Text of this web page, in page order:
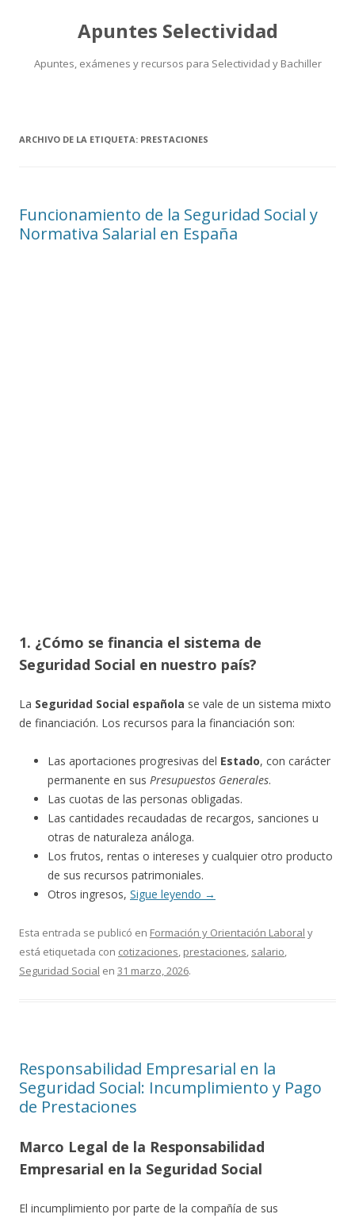
Apuntes Selectividad
Apuntes, exámenes y recursos para Selectividad y Bachiller
ARCHIVO DE LA ETIQUETA: PRESTACIONES
Funcionamiento de la Seguridad Social y
Normativa Salarial en España
1. ¿Cómo se financia el sistema de
Seguridad Social en nuestro país?
La Seguridad Social española se vale de un sistema mixto
de financiación. Los recursos para la financiación son:
Las aportaciones progresivas del Estado, con carácter
permanente en sus Presupuestos Generales.
Las cuotas de las personas obligadas.
Las cantidades recaudadas de recargos, sanciones u
otras de naturaleza análoga.
Los frutos, rentas o intereses y cualquier otro producto
de sus recursos patrimoniales.
Otros ingresos, Sigue leyendo →
Esta entrada se publicó en Formación y Orientación Laboral y
está etiquetada con cotizaciones, prestaciones, salario,
Seguridad Social en 31 marzo, 2026.
Responsabilidad Empresarial en la
Seguridad Social: Incumplimiento y Pago
de Prestaciones
Marco Legal de la Responsabilidad
Empresarial en la Seguridad Social
El incumplimiento por parte de la compañía de sus